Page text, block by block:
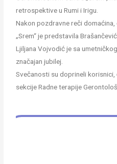
retrospektive u Rumi i Irigu.
Nakon pozdravne reči
„Srem“ je predstavila
Ljiljana Vojvodić je sa
značajan jubilej.
Svečanosti su doprineli
sekcije Radne terapije